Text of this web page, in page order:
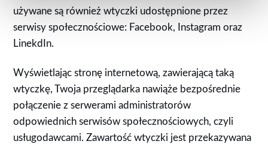
używane są również wtyczki udostępnione przez
serwisy społecznościowe: Facebook, Instagram oraz
LinekdIn.
Wyświetlając stronę internetową, zawierającą taką
wtyczkę, Twoja przeglądarka nawiąże bezpośrednie
połączenie z serwerami administratorów
odpowiednich serwisów społecznościowych, czyli
usługodawcami. Zawartość wtyczki jest przekazywana